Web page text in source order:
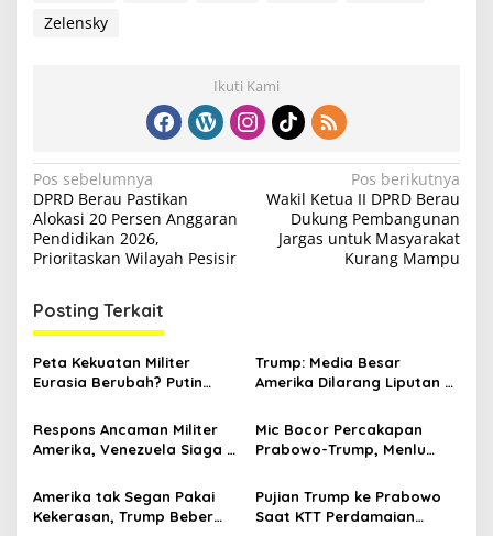
Zelensky
Ikuti Kami
N
a
v
i
g
a
s
i
p
o
s
Pos sebelumnya
DPRD Berau Pastikan
Alokasi 20 Persen Anggaran
Pendidikan 2026,
Prioritaskan Wilayah Pesisir
Pos berikutnya
Wakil Ketua II DPRD Berau
Dukung Pembangunan
Jargas untuk Masyarakat
Kurang Mampu
Posting Terkait
Peta Kekuatan Militer
Eurasia Berubah? Putin
ke Sekutu
Trump: Media Besar
Amerika Dilarang Liputan di
Respons Ancaman Militer
Amerika, Venezuela Siaga 5
Mic Bocor Percakapan
Prabowo-Trump, Menlu
Lah Ya
Amerika tak Segan Pakai
Kekerasan, Trump Beber
Pujian Trump ke Prabowo
Saat KTT Perdamaian